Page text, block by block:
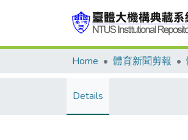
Home 體育新聞剪報
Details